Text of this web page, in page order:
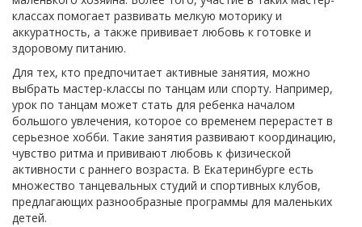
классах помогает развивать мелкую моторику и
аккуратность, а также прививает любовь к готовке и
здоровому питанию.
Для тех, кто предпочитает активные занятия, можно
выбрать мастер-классы по танцам или спорту. Например,
урок по танцам может стать для ребенка началом
большого увлечения, которое со временем перерастет в
серьезное хобби. Такие занятия развивают координацию,
чувство ритма и прививают любовь к физической
активности с раннего возраста. В Екатеринбурге есть
множество танцевальных студий и спортивных клубов,
предлагающих разнообразные программы для маленьких
детей.